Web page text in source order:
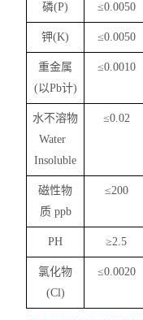
磷(P) ≤0.0050
钾(K) ≤0.0050
重金属
(以Pb计)
≤0.0010
水不溶物
Water
Insoluble
≤0.02
磁性物
质 ppb
≤200
PH ≥2.5
氯化物
(Cl)
≤0.0020